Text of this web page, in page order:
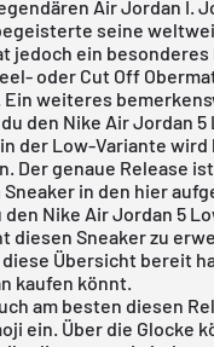
Air Jordan I.
seine
jedoch ein
oder Cut Off
weiteres
den Nike Air Jordan 5
der Low-Variante
Der genaue Release
in den hier
den Nike Air Jordan 5
diesen Sneaker zu
diese Übersicht bereit
kaufen könnt.
am besten diesen
ein. Über die Glocke